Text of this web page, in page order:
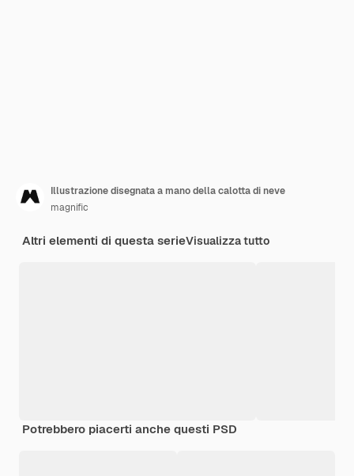
Illustrazione disegnata a mano della calotta di neve
magnific
Altri elementi di questa serieVisualizza tutto
Potrebbero piacerti anche questi PSD